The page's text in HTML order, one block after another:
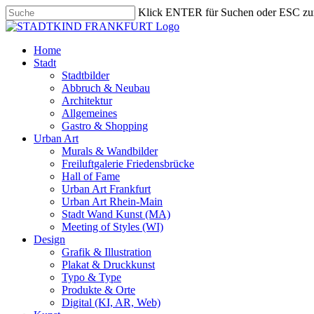
Skip
to
content
Klick ENTER für Suchen oder ESC
Close
search
Menu
Home
Stadt
Stadtbilder
Abbruch & Neubau
Architektur
Allgemeines
Gastro & Shopping
Urban Art
Murals & Wandbilder
Freiluftgalerie Friedensbrücke
Hall of Fame
Urban Art Frankfurt
Urban Art Rhein-Main
Stadt Wand Kunst (MA)
Meeting of Styles (WI)
Design
Grafik & Illustration
Plakat & Druckkunst
Typo & Type
Produkte & Orte
Digital (KI, AR, Web)